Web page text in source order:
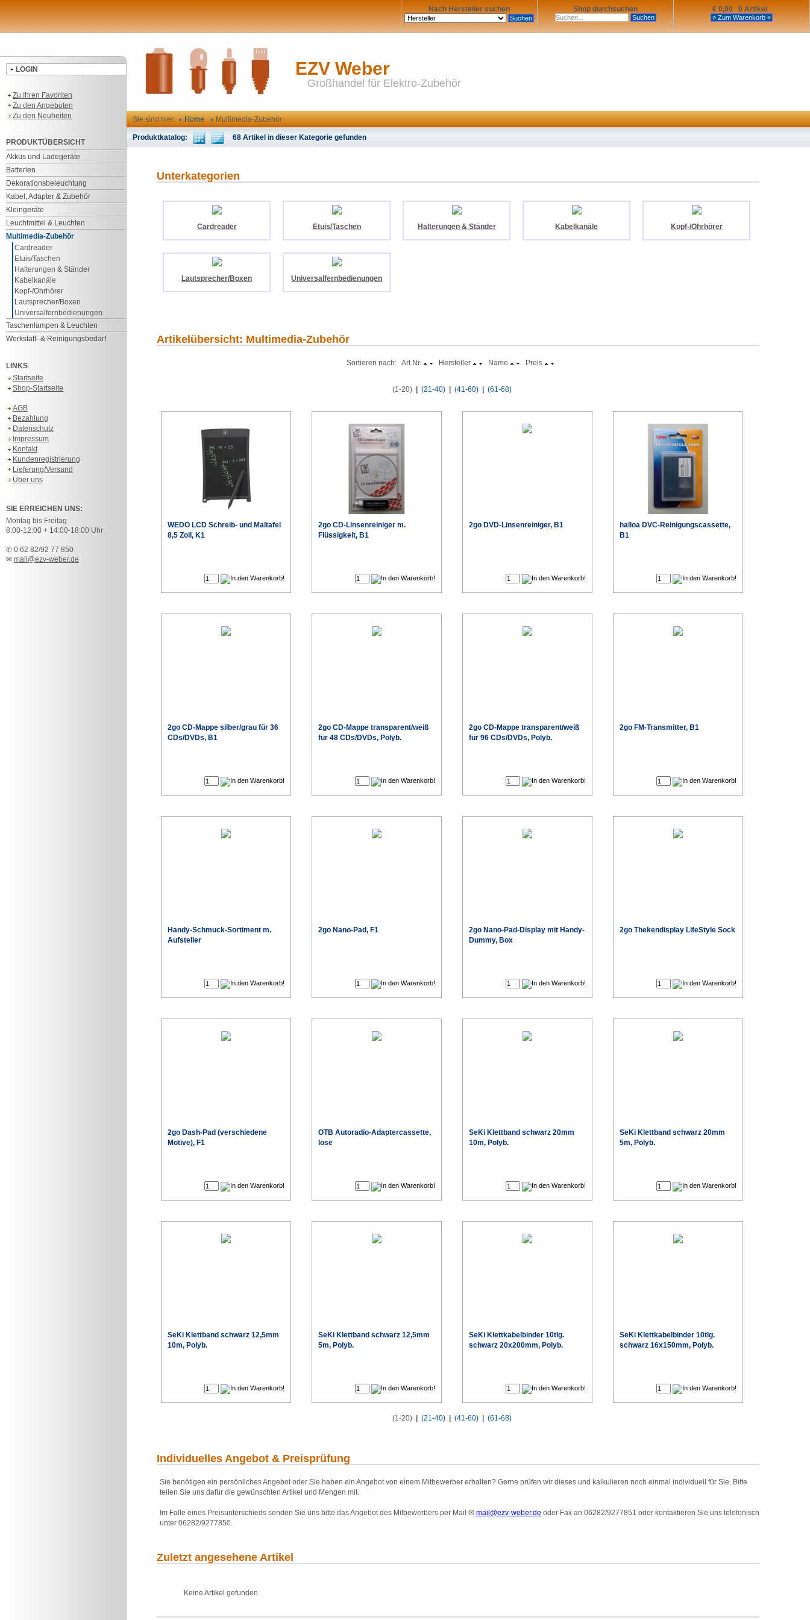
€ 0,00 0 Artikel
Shop durchsuchen
Nach Hersteller suchen
LOGIN
Zu Ihren Favoriten
Zu den Angeboten
Zu den Neuheiten
PRODUKTÜBERSICHT
Akkus und Ladegeräte
Batterien
Dekorationsbeleuchtung
Kabel, Adapter & Zubehör
Kleingeräte
Leuchtmittel & Leuchten
Multimedia-Zubehör
Cardreader
Etuis/Taschen
Halterungen & Ständer
Kabelkanäle
Kopf-/Ohrhörer
Lautsprecher/Boxen
Universalfernbedienungen
Taschenlampen & Leuchten
Werkstatt- & Reinigungsbedarf
LINKS
Startseite
Shop-Startseite
AGB
Bezahlung
Datenschutz
Impressum
Kontakt
Kundenregistrierung
Lieferung/Versand
Über uns
SIE ERREICHEN UNS:
Montag bis Freitag
8:00-12:00 + 14:00-18:00 Uhr
✆ 0 62 82/92 77 850
✉ mail@ezv-weber.de
EZV Weber
Großhandel für Elektro-Zubehör
Sie sind hier: Home Multimedia-Zubehör
Produktkatalog: 68 Artikel in dieser Kategorie gefunden
Unterkategorien
Cardreader Etuis/Taschen Halterungen & Ständer Kabelkanäle Kopf-/Ohrhörer
Lautsprecher/Boxen Universalfernbedienungen
Artikelübersicht: Multimedia-Zubehör
Sortieren nach: Art.Nr. Hersteller Name Preis
(1-20) (21-40) (41-60) (61-68)
WEDO LCD Schreib- und Maltafel
8,5 Zoll, K1
2go CD-Linsenreiniger m.
Flüssigkeit, B1
2go DVD-Linsenreiniger, B1
halloa DVC-Reinigungscassette,
B1
2go CD-Mappe silber/grau für 36
CDs/DVDs, B1
2go CD-Mappe transparent/weiß
für 48 CDs/DVDs, Polyb.
2go CD-Mappe transparent/weiß
für 96 CDs/DVDs, Polyb.
2go FM-Transmitter, B1
Handy-Schmuck-Sortiment m.
Aufsteller
2go Nano-Pad, F1
2go Nano-Pad-Display mit Handy-
Dummy, Box
2go Thekendisplay LifeStyle Sock
2go Dash-Pad (verschiedene
Motive), F1
OTB Autoradio-Adaptercassette,
lose
SeKi Klettband schwarz 20mm
10m, Polyb.
SeKi Klettband schwarz 20mm
5m, Polyb.
SeKi Klettband schwarz 12,5mm
10m, Polyb.
SeKi Klettband schwarz 12,5mm
5m, Polyb.
SeKi Klettkabelbinder 10tlg.
schwarz 20x200mm, Polyb.
SeKi Klettkabelbinder 10tlg.
schwarz 16x150mm, Polyb.
(1-20) (21-40) (41-60) (61-68)
Individuelles Angebot & Preisprüfung
Sie benötigen ein persönliches Angebot oder Sie haben ein Angebot von einem Mitbewerber erhalten? Gerne prüfen wir dieses und kalkulieren noch einmal individuell für Sie. Bitte
teilen Sie uns dafür die gewünschten Artikel und Mengen mit.
Im Falle eines Preisunterschieds senden Sie uns bitte das Angebot des Mitbewerbers per Mail ✉ mail@ezv-weber.de oder Fax an 06282/9277851 oder kontaktieren Sie uns telefonisch
unter 06282/9277850.
Zuletzt angesehene Artikel
Keine Artikel gefunden